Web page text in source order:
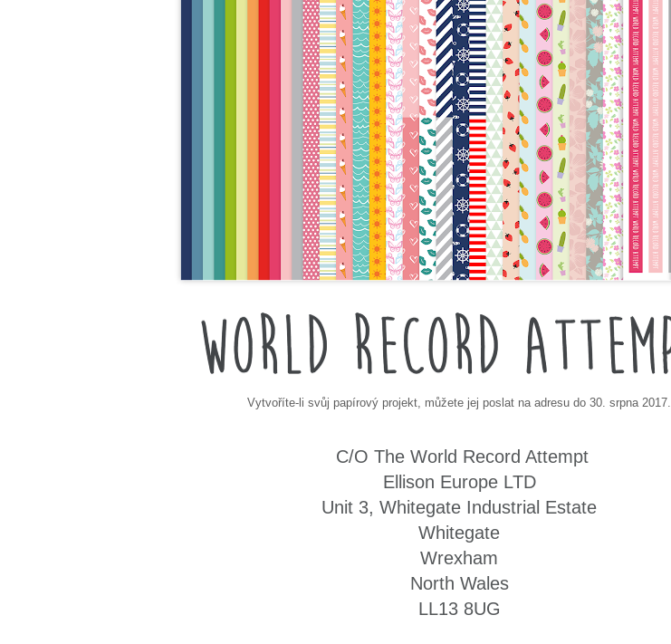
Vytvoříte-li svůj papírový projekt, můžete jej poslat na adresu do 30. srpna 2017.
C/O The World Record Attempt
Ellison Europe LTD
Unit 3, Whitegate Industrial Estate
Whitegate
Wrexham
North Wales
LL13 8UG